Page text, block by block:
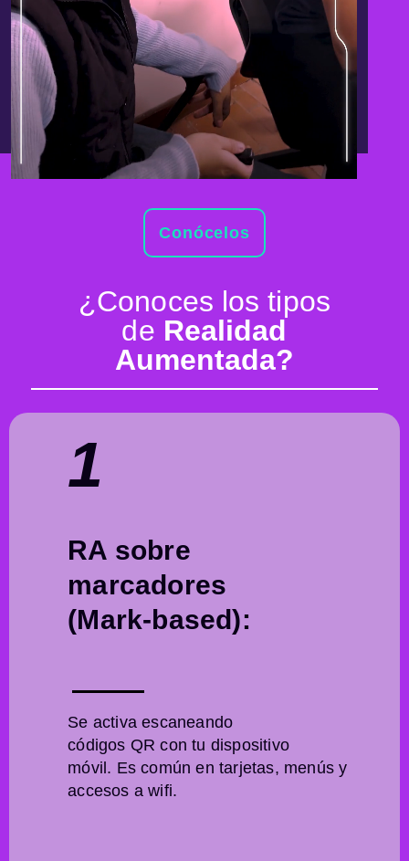
Conócelos
¿Conoces los tipos
de Realidad
Aumentada?
1
RA sobre
marcadores
(Mark-based):
Se activa escaneando
códigos QR con tu dispositivo
móvil. Es común en tarjetas, menús y
accesos a wifi.